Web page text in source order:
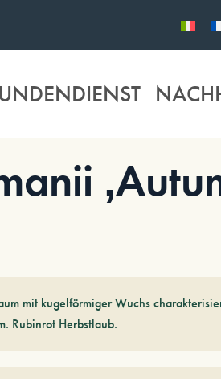
mit kugelförmiger Wuchs
Rubinrot Herbstlaub.